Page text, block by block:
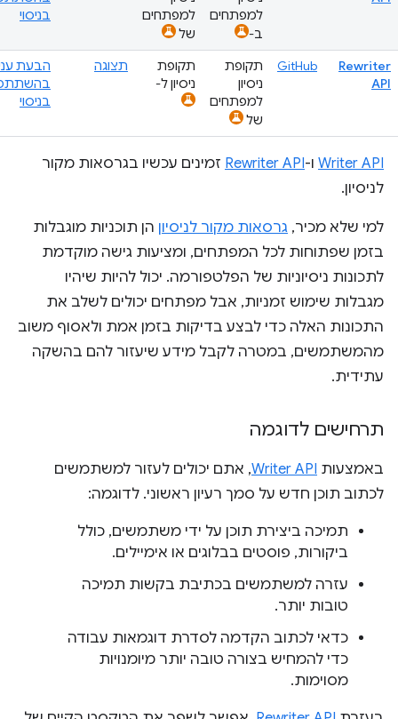
למפתחים
ב-
למפתחים
של
בניסוי
Rewriter
API
GitHub
תקופת
ניסיון
למפתחים
של
תקופת
ניסיון ל-
תצוגה
הבעת
בניסוי
Writer API ו-Rewriter API זמינים עכשיו בגרסאות מקור
לניסיון.
למי שלא מכיר, גרסאות מקור לניסיון הן תוכניות מוגבלות
בזמן שפתוחות לכל המפתחים, ומציעות גישה מוקדמת
לתכונות ניסיוניות של הפלטפורמה. יכול להיות שיהיו
מגבלות שימוש זמניות, אבל מפתחים יכולים לשלב את
התכונות האלה כדי לבצע בדיקות בזמן אמת ולאסוף משוב
מהמשתמשים, במטרה לקבל מידע שיעזור להם בהשקה
עתידית.
תרחישים לדוגמה
באמצעות Writer API, אתם יכולים לעזור למשתמשים
לכתוב תוכן חדש על סמך רעיון ראשוני. לדוגמה:
תמיכה ביצירת תוכן על ידי משתמשים, כולל
ביקורות, פוסטים בבלוגים או אימיילים.
עזרה למשתמשים בכתיבת בקשות תמיכה
טובות יותר.
כדאי לכתוב הקדמה לסדרת דוגמאות עבודה
כדי להמחיש בצורה טובה יותר מיומנויות
מסוימות.